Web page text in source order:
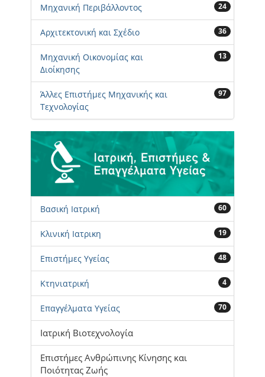
Μηχανική Περιβάλλοντος 24
Αρχιτεκτονική και Σχέδιο 36
Μηχανική Οικονομίας και
Διοίκησης
13
Άλλες Επιστήμες Μηχανικής και
Τεχνολογίας
97
Βασική Ιατρική 60
Κλινική Ιατρικη 19
Επιστήμες Υγείας 48
Κτηνιατρική 4
Επαγγέλματα Υγείας 70
Ιατρική Βιοτεχνολογία
Επιστήμες Ανθρώπινης Κίνησης και
Ποιότητας Ζωής